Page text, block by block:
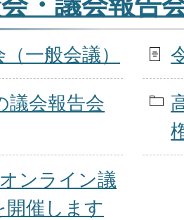
一般会議）
議会報告会
ンライン議
開催します